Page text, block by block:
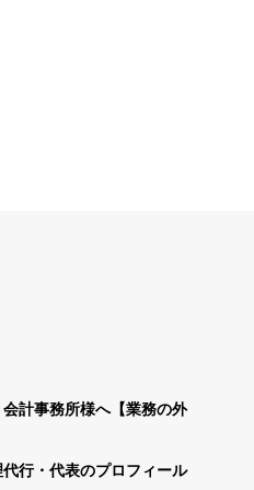
計事務所様へ【業務の外
行・代表のプロフィール